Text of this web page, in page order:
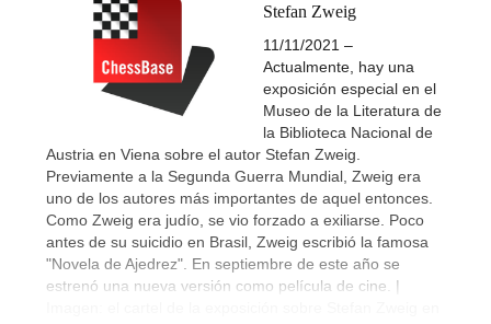
Stefan Zweig
11/11/2021 –
Actualmente, hay una
exposición especial en el
Museo de la Literatura de
la Biblioteca Nacional de
Austria en Viena sobre el autor Stefan Zweig.
Previamente a la Segunda Guerra Mundial, Zweig era
uno de los autores más importantes de aquel entonces.
Como Zweig era judío, se vio forzado a exiliarse. Poco
antes de su suicidio en Brasil, Zweig escribió la famosa
"Novela de Ajedrez". En septiembre de este año se
estrenó una nueva versión como película de cine. |